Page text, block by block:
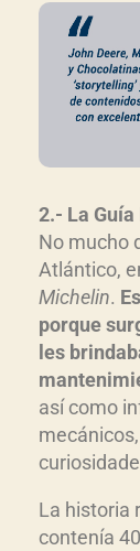
2.- La
No mucho
Atlántico,
Michelin.
porque
les
así como
La historia
contenía